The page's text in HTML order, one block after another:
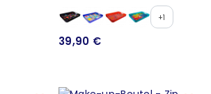
+1
39,90 €